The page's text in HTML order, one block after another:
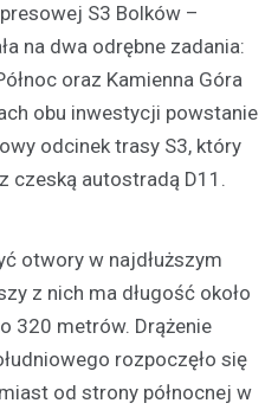
S3 Bolków –
na dwa odrębne zadania:
oraz Kamienna Góra
obu inwestycji powstanie
odcinek trasy S3, który
czeską autostradą D11.
otwory w najdłuższym
z nich ma długość około
320 metrów. Drążenie
rozpoczęło się
od strony północnej w